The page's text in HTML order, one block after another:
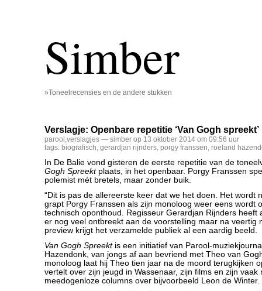
Simber
»Toneelrecensies en de andere stukken
Verslagje: Openbare repetitie ‘Van Gogh spreekt’
parool ,verslagjes — simber op 13 oktober 2014 om 09:56 uur
tags: biografisch, gerardjan rijnders, porgy franssen, roeland
In De Balie vond gisteren de eerste repetitie van de
Gogh Spreektplaats, in het openbaar. Porgy Franssen
polemist mét bretels, maar zonder buik.
“Dit is pas de allereerste keer dat we het doen. Het wordt
grapt Porgy Franssen als zijn monoloog weer eens wordt
technisch oponthoud. Regisseur Gerardjan Rijnders heeft
er nog veel ontbreekt aan de voorstelling maar na veertig
preview krijgt het verzamelde publiek al een aardig beeld.
Van Gogh Spreektis een initiatief van Parool-
Hazendonk, van jongs af aan bevriend met Theo van
monoloog laat hij Theo tien jaar na de moord terugkijken
vertelt over zijn jeugd in Wassenaar, zijn films en zijn vaak
meedogenloze columns over bijvoorbeeld Leon de Winter.